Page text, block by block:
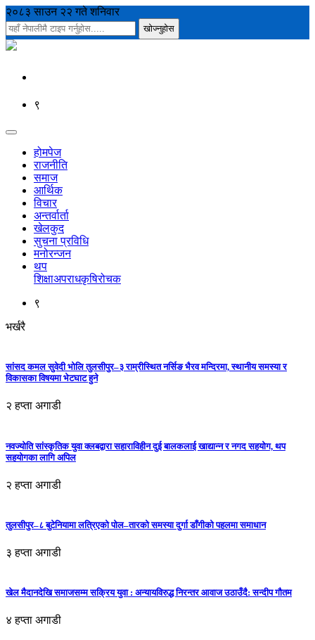
२०८३ साउन २२ गते शनिवार
९
होमपेज
राजनीति
समाज
आर्थिक
विचार
अन्तर्वार्ता
खेलकुद
सुचना प्रविधि
मनोरन्जन
थप
शिक्षाअपराधकृषिरोचक
९
भर्खरै
सांसद कमल सुवेदी भोलि तुलसीपुर–३ राम्रीस्थित नर्सिङ भैरव मन्दिरमा, स्थानीय समस्या र
विकासका विषयमा भेटघाट हुने
२ हप्ता अगाडी
नवज्योति सांस्कृतिक युवा क्लबद्वारा सहाराविहीन दुई बालकलाई खाद्यान्न र नगद सहयोग, थप
सहयोगका लागि अपिल
२ हप्ता अगाडी
तुलसीपुर–८ बुटेनियामा लत्रिएको पोल–तारको समस्या दुर्गा डाँगीको पहलमा समाधान
३ हप्ता अगाडी
खेल मैदानदेखि समाजसम्म सक्रिय युवा : अन्यायविरुद्ध निरन्तर आवाज उठाउँदै: सन्दीप गौतम
४ हप्ता अगाडी